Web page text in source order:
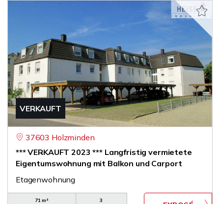
VERKAUFT
37603 Holzminden
*** VERKAUFT 2023 *** Langfristig vermietete
Eigentumswohnung mit Balkon und Carport
Etagenwohnung
71 m²
3